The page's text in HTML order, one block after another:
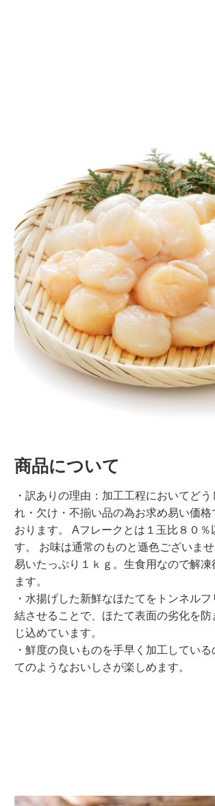
商品について
・訳ありの理由：加工工程においてど
れ・欠け・不揃い品の為お求め易い価格
おります。 Aフレークとは１玉比８０％
す。 お味は通常のものと遜色ございま
易いたっぷり１ｋｇ。生食用なので解
ます。
・水揚げした新鮮なほたてをトンネル
結させることで、ほたて表面の劣化を防
じ込めています。
・鮮度の良いものを手早く加工してい
てのようなおいしさが楽しめます。